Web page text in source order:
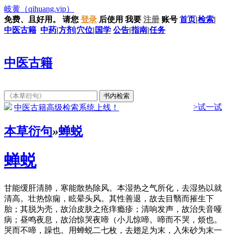
岐黄 （qihuang.vip）
免费、且好用。
请您 登录 后使用 我要 注册 账号 首页|检索|
中医古籍 中药|方剂 |穴位| 国学 公告|指南|任务
中医古籍
中医古籍高级检索系统上线！ >试一试
本草衍句»蝉蜕
蝉蜕
甘能缓肝清肺，寒能散热除风。本湿热之气所化，去湿热以就
清高。壮热惊痫，眩晕头风。其性善退，故去目翳而摧生下
胎；其脱为壳，故治皮肤之疮痒瘾疹；清响发声，故治失音哑
病；昼鸣夜息，故治惊哭夜啼（小儿惊啼。啼而不哭，烦也。
哭而不啼，躁也。用蝉蜕二七枚，去翅足为末，入朱砂为末一